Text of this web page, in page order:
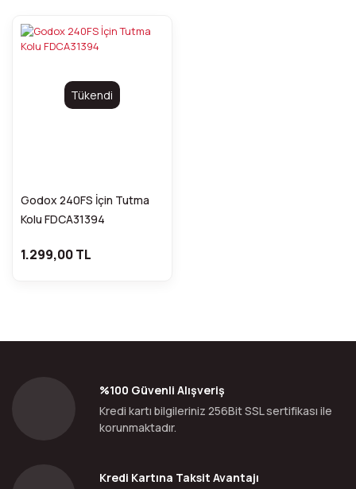
Tükendi
Godox 240FS İçin Tutma
Kolu FDCA31394
1.299,00 TL
%100 Güvenli Alışveriş
Kredi kartı bilgileriniz 256Bit SSL sertifikası ile
korunmaktadır.
Kredi Kartına Taksit Avantajı